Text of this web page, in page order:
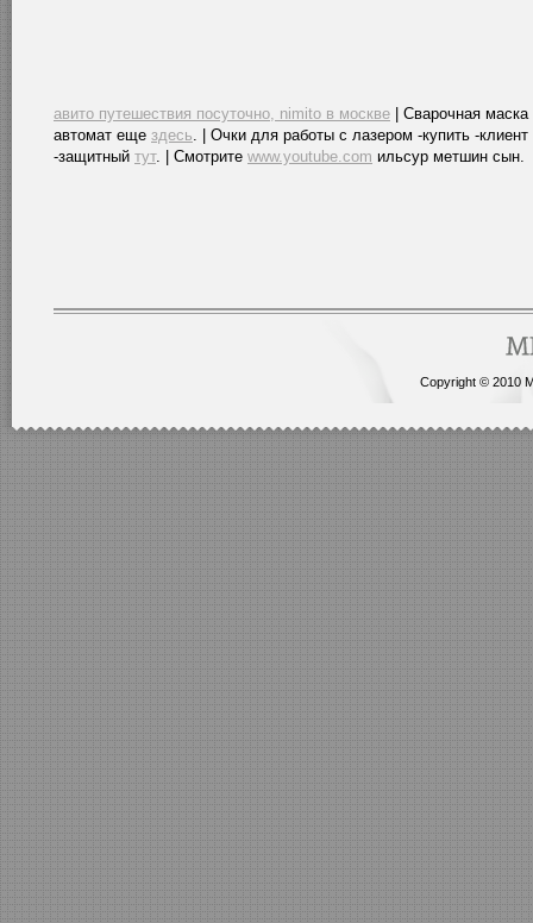
авито путешествия посуточно, nimito в москве | Сварочная маска
автомат еще здесь . | Очки для работы с лазером -купить -клиент
-защитный тут. | Смотрите www.youtube.com ильсур метшин сын.
Copyright © 2010